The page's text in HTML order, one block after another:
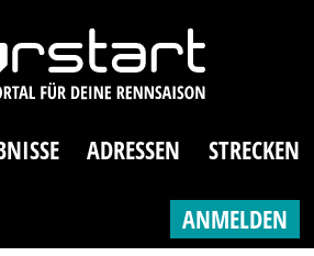
ADRESSEN STRECKEN
ANMELDEN